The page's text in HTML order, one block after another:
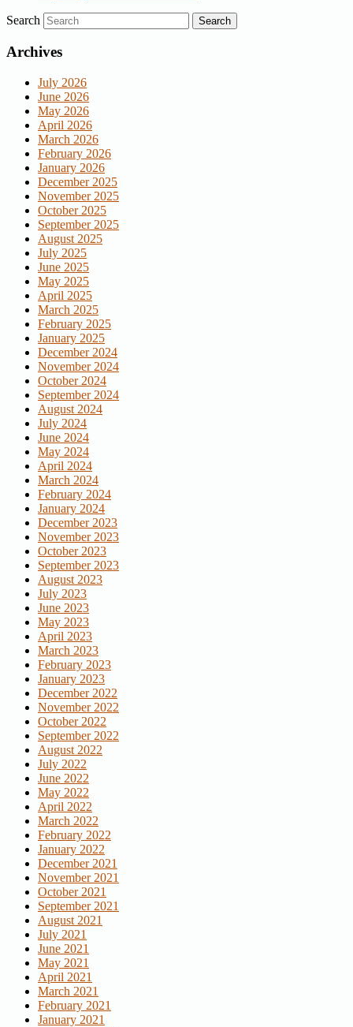
Search
Archives
July 2026
June 2026
May 2026
April 2026
March 2026
February 2026
January 2026
December 2025
November 2025
October 2025
September 2025
August 2025
July 2025
June 2025
May 2025
April 2025
March 2025
February 2025
January 2025
December 2024
November 2024
October 2024
September 2024
August 2024
July 2024
June 2024
May 2024
April 2024
March 2024
February 2024
January 2024
December 2023
November 2023
October 2023
September 2023
August 2023
July 2023
June 2023
May 2023
April 2023
March 2023
February 2023
January 2023
December 2022
November 2022
October 2022
September 2022
August 2022
July 2022
June 2022
May 2022
April 2022
March 2022
February 2022
January 2022
December 2021
November 2021
October 2021
September 2021
August 2021
July 2021
June 2021
May 2021
April 2021
March 2021
February 2021
January 2021